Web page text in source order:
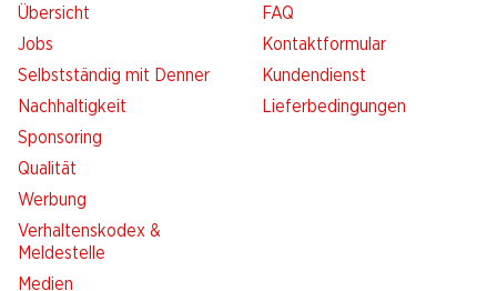
Übersicht
Jobs
Selbstständig mit Denner
Nachhaltigkeit
Sponsoring
Qualität
Werbung
Verhaltenskodex &
Meldestelle
Medien
FAQ
Kontaktformular
Kundendienst
Lieferbedingungen